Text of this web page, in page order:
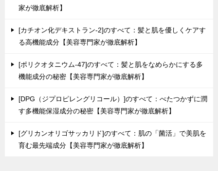
家が徹底解析】
[カチオン化デキストラン-2]のすべて：髪と肌を優しくケアす
る高機能成分【美容専門家が徹底解析】
[ポリクオタニウム-47]のすべて：髪と肌をなめらかにする多
機能成分の秘密【美容専門家が徹底解析】
[DPG（ジプロピレングリコール）]のすべて：べたつかずに潤
す多機能保湿成分の秘密【美容専門家が徹底解析】
[グリカンオリゴサッカリド]のすべて：肌の「菌活」で美肌を
育む最先端成分【美容専門家が徹底解析】